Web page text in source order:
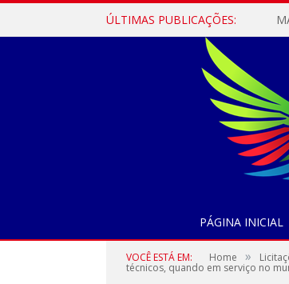
ÚLTIMAS PUBLICAÇÕES:
PÁGINA INICIAL
VOCÊ ESTÁ EM: Home »
técnicos, quando em serviço no